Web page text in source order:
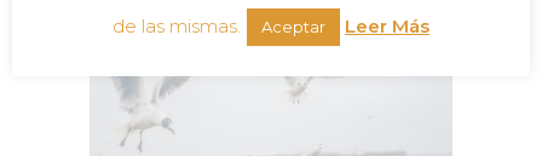
de las mismas.
Aceptar Leer Más